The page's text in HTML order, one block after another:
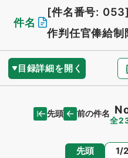
件名
[件名番号: 053]
作判任官俸給制
目録詳細を開く
先頭 前の件名
全
先頭 ページ